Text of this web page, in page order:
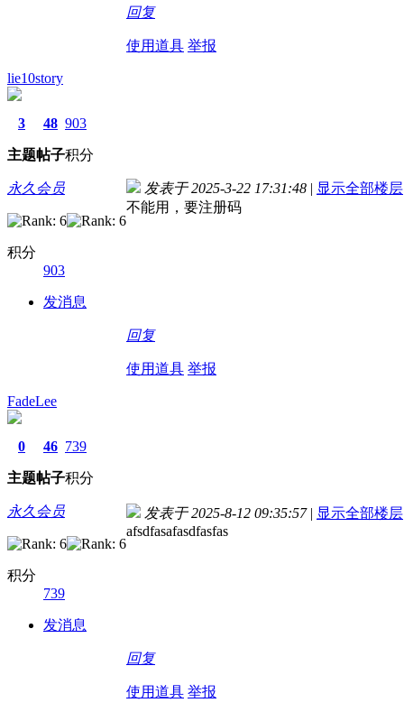
回复
使用道具 举报
lie10story
3
主题
48
帖子
903
积分
永久会员
积分
903
发消息
发表于 2025-3-22 17:31:48 | 显示全部楼层
不能用，要注册码
回复
使用道具 举报
FadeLee
0
主题
46
帖子
739
积分
永久会员
积分
739
发消息
发表于 2025-8-12 09:35:57 | 显示全部楼层
afsdfasafasdfasfas
回复
使用道具 举报